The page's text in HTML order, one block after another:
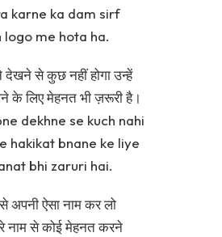
karne ka dam sirf
logo me hota ha.
से कुछ नहीं होगा उन्हें
के लिए मेहनत भी ज़रूरी है।
dekhne se kuch nahi
hakikat bnane ke liye
bhi zaruri hai.
अपनी ऐसा नाम कर लो
नाम से कोई मेहनत करने